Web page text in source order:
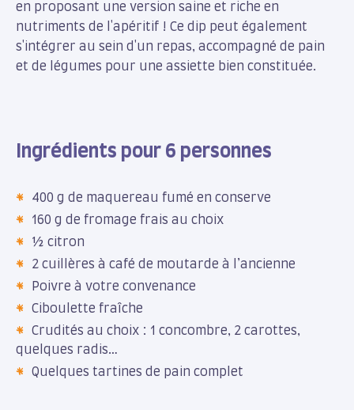
en proposant une version saine et riche en
nutriments de l'apéritif ! Ce dip peut également
s'intégrer au sein d'un repas, accompagné de pain
et de légumes pour une assiette bien constituée.
Ingrédients pour 6 personnes
400 g de maquereau fumé en conserve
160 g de fromage frais au choix
½ citron
2 cuillères à café de moutarde à l’ancienne
Poivre à votre convenance
Ciboulette fraîche
Crudités au choix : 1 concombre, 2 carottes,
quelques radis…
Quelques tartines de pain complet